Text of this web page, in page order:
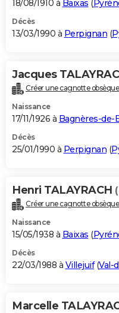
18/08/1910 à Baixas (
Décès
13/03/1990 à Perpignan (
Jacques
Créer une cagnotte
Naissance
17/11/1926 à Bagnères-de-
Décès
25/01/1990 à Perpignan (
Henri TALAYRACH
Créer une cagnotte
Naissance
15/05/1938 à Baixas (
Décès
22/03/1988 à Villejuif(Val-
Marcelle